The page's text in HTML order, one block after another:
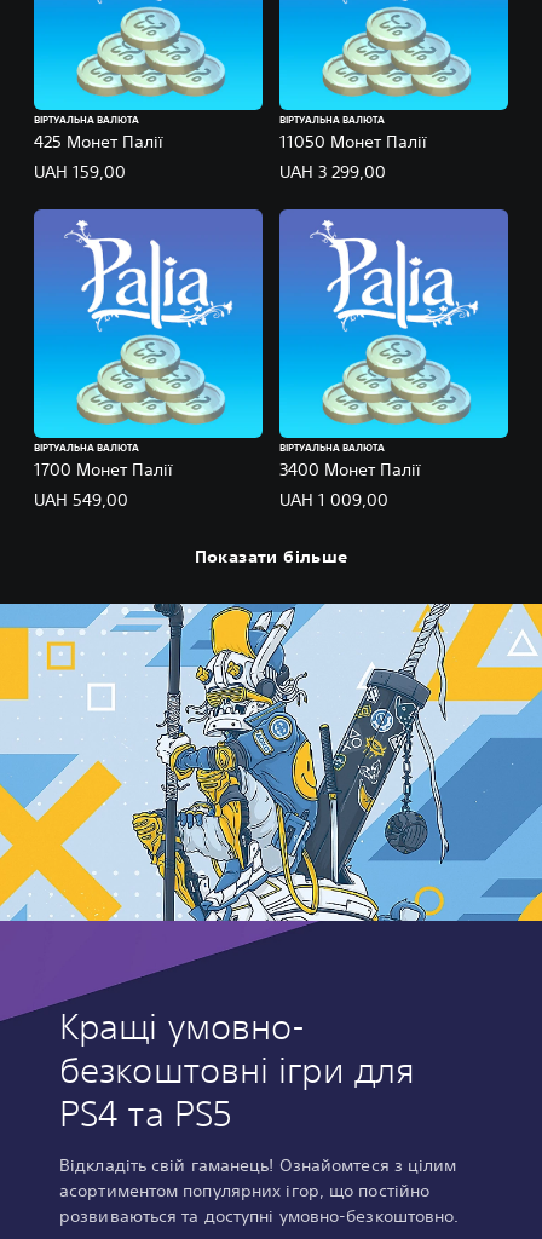
425 Монет Палії
ВІРТУАЛЬНА ВАЛЮТА
UAH 159,00
11050 Монет Палії
ВІРТУАЛЬНА ВАЛЮТА
UAH 3 299,00
1700 Монет Палії
ВІРТУАЛЬНА ВАЛЮТА
UAH 549,00
3400 Монет Палії
ВІРТУАЛЬНА ВАЛЮТА
UAH 1 009,00
Показати більше
Кращі умовно-
безкоштовні ігри для
PS4 та PS5
Відкладіть свій гаманець! Ознайомтеся з цілим
асортиментом популярних ігор, що постійно
розвиваються та доступні умовно-безкоштовно.